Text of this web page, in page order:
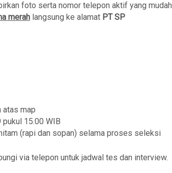
foto serta nomor telepon aktif yang mudah
merah langsung ke alamat PT SP
atas map
15.00 WIB
(rapi dan sopan) selama proses seleksi
via telepon untuk jadwal tes dan interview.